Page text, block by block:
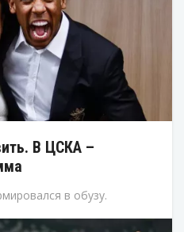
В ЦСКА –
в обузу.